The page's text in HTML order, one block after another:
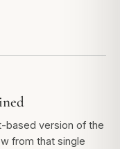
based version of the
from that single